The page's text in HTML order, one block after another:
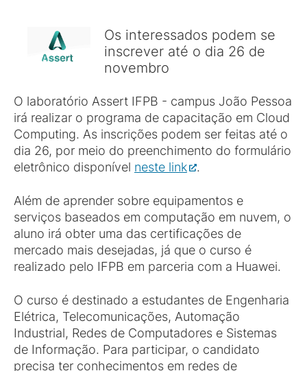
Os interessados podem se
inscrever até o dia 26 de
novembro
O laboratório Assert IFPB - campus João Pessoa
irá realizar o programa de capacitação em Cloud
Computing. As inscrições podem ser feitas até o
dia 26, por meio do preenchimento do formulário
eletrônico disponível neste link .
Além de aprender sobre equipamentos e
serviços baseados em computação em nuvem, o
aluno irá obter uma das certificações de
mercado mais desejadas, já que o curso é
realizado pelo IFPB em parceria com a Huawei.
O curso é destinado a estudantes de Engenharia
Elétrica, Telecomunicações, Automação
Industrial, Redes de Computadores e Sistemas
de Informação. Para participar, o candidato
precisa ter conhecimentos em redes de